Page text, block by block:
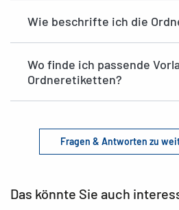
Wie beschrifte ich die
Wo finde ich passende
Ordneretiketten?
Fragen & Antworten zu
Das könnte Sie auch